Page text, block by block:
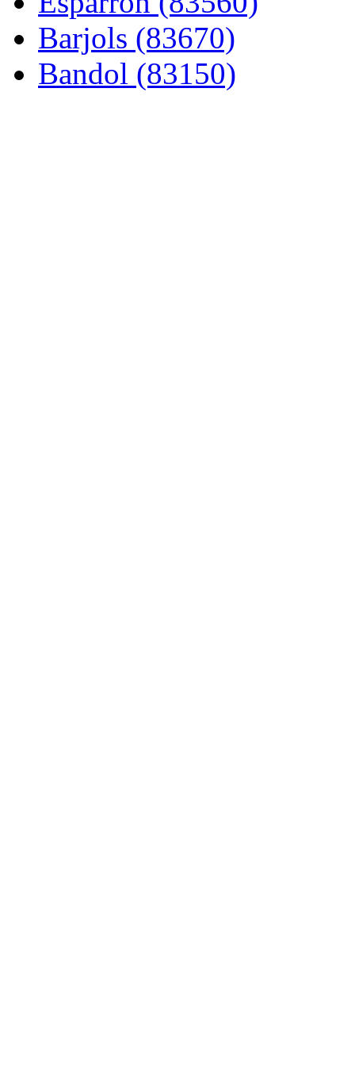
Barjols (83670)
Bandol (83150)